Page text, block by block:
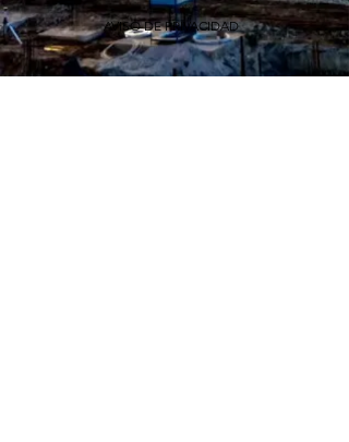
AVISO DE PRIVACIDAD